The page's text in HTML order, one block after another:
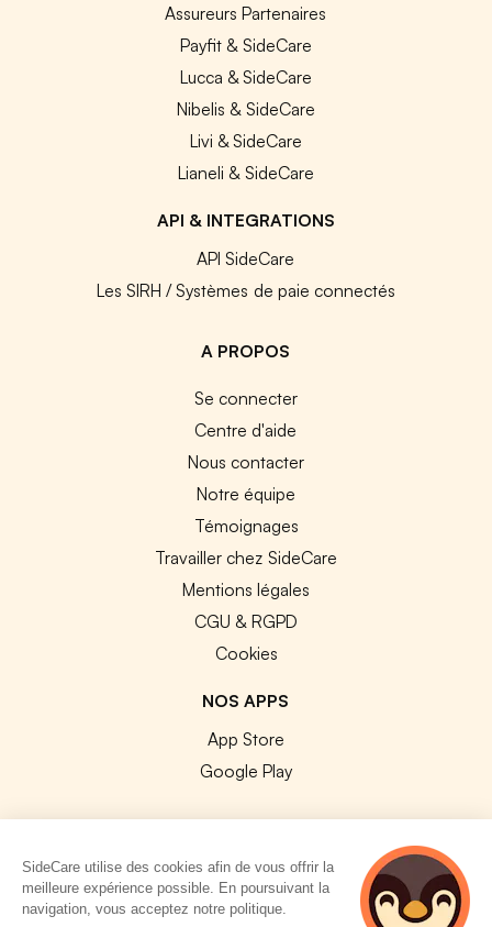
Assureurs Partenaires
Payfit & SideCare
Lucca & SideCare
Nibelis & SideCare
Livi & SideCare
Lianeli & SideCare
API & INTEGRATIONS
API SideCare
Les SIRH / Systèmes de paie connectés
A PROPOS
Se connecter
Centre d'aide
Nous contacter
Notre équipe
Témoignages
Travailler chez SideCare
Mentions légales
CGU & RGPD
Cookies
NOS APPS
App Store
Google Play
© 2026 SideCare. Tous droits réservés.
SideCare utilise des cookies afin de vous offrir la
meilleure expérience possible. En poursuivant la
navigation, vous acceptez notre politique.